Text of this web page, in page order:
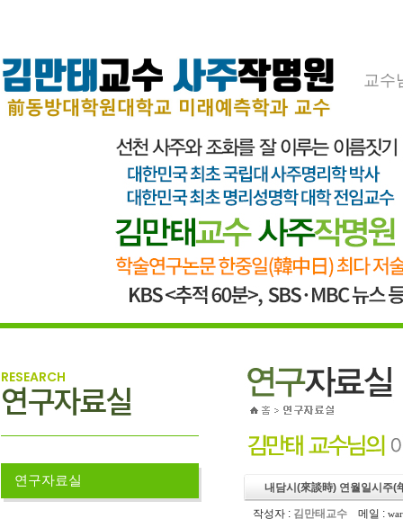
교수
RESEARCH
연구자료실
연구자료실 내담시(來談時) 연월일시주(
작성자 : 김만태교수 메일 :